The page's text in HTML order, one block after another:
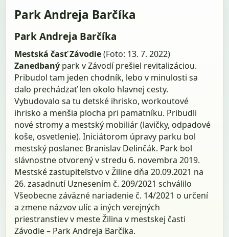
Park Andreja Barčíka
Park Andreja Barčíka
Mestská časť Závodie(Foto: 13. 7. 2022)
Zanedbaný park v Závodí prešiel revitalizáciou.
Pribudol tam jeden chodník, lebo v minulosti sa
dalo prechádzať len okolo hlavnej cesty.
Vybudovalo sa tu detské ihrisko, workoutové
ihrisko a menšia plocha pri pamätníku. Pribudli
nové stromy a mestský mobiliár (lavičky, odpadové
koše, osvetlenie). Iniciátorom úpravy parku bol
mest­ský poslanec Branislav Delinčák. Park bol
slávnostne otvorený v stredu 6. novembra 2019.
Mestské zastupiteľstvo v Žiline dňa 20.09.2021 na
26. zasadnutí Uznesením č. 209/2021 schválilo
Všeobecne záväzné nariadenie č. 14/2021 o určení
a zmene názvov ulíc a iných verejných
priestranstiev v meste Žilina v mestskej časti
Závodie – Park Andreja Barčíka.